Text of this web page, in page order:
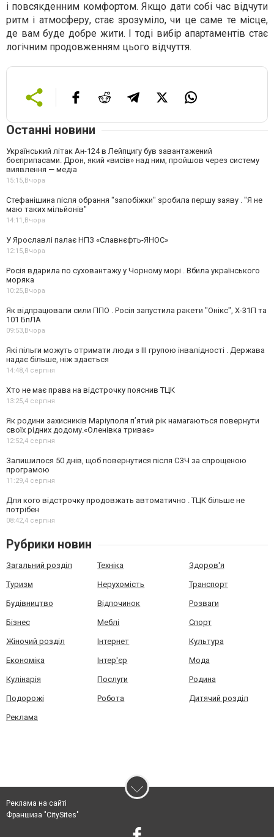
і повсякденним комфортом. Якщо дати собі час відчути
ритм і атмосферу, стає зрозуміло, чи це саме те місце,
де вам буде добре жити. І тоді вибір апартаментів стає
логічним продовженням цього відчуття.
Останні новини
Український літак Ан-124 в Лейпцигу був завантажений
боєприпасами. Дрон, який «висів» над ним, пройшов через систему
виявлення — медіа
15:15,Вчора
Стефанішина після обрання "запобіжки" зробила першу заяву . "Я не
маю таких мільйонів"
14:11,Вчора
У Ярославлі палає НПЗ «Славнєфть-ЯНОС»
12:15,Вчора
Росія вдарила по суховантажу у Чорному морі . Вбила українського
моряка
10:25,Вчора
Як відпрацювали сили ППО . Росія запустила ракети "Онікс", Х-31П та
101 БпЛА
09:53,Вчора
Які пільги можуть отримати люди з III групою інвалідності . Держава
надає більше, ніж здається
14:48,4 серпня
Хто не має права на відстрочку пояснив ТЦК
13:25,4 серпня
Як родини захисників Маріуполя пʼятий рік намагаються повернути
своїх рідних додому.«Оленівка триває»
12:52,4 серпня
Залишилося 50 днів, щоб повернутися після СЗЧ за спрощеною
програмою
11:29,4 серпня
Для кого відстрочку продовжать автоматично . ТЦК більше не
потрібен
08:42,4 серпня
Рубрики новин
Загальний розділ Техніка Здоров'я
Туризм Нерухомість Транспорт
Будівництво Відпочинок Розваги
Бізнес Меблі Спорт
Жіночий розділ Інтернет Культура
Економіка Інтер'єр Мода
Кулінарія Послуги Родина
Подорожі Робота Дитячий розділ
Реклама
Реклама на сайті
Франшиза "CitySites"